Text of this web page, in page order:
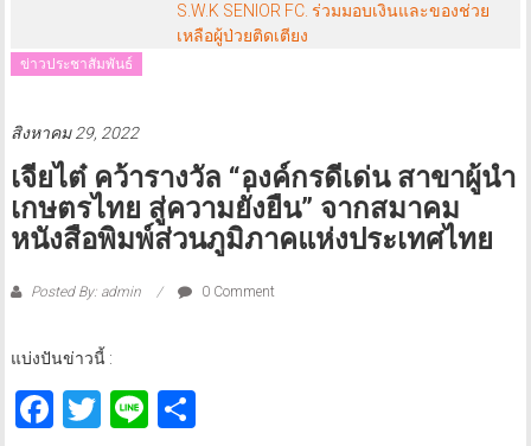
S.W.K SENIOR FC. ร่วมมอบเงินและของช่วย
เหลือผู้ป่วยติดเตียง
ข่าวประชาสัมพันธ์
สิงหาคม 29, 2022
เจียไต๋ คว้ารางวัล “องค์กรดีเด่น สาขาผู้นำ
เกษตรไทย สู่ความยั่งยืน” จากสมาคม
หนังสือพิมพ์ส่วนภูมิภาคแห่งประเทศไทย
Posted By: admin 0 Comment
แบ่งปันข่าวนี้ :
Facebook
Twitter
LineShare